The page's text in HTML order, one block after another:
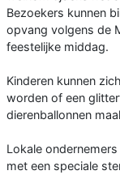
Bezoekers kunnen
opvang volgens de
feestelijke middag.
Kinderen kunnen
worden of een
dierenballonnen
Lokale
met een speciale